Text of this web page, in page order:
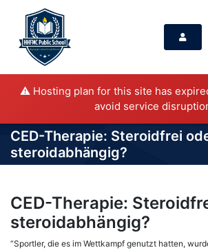
⚠️ Hosting plan for this site has
avoid service
CED-Therapie: Steroidfrei
steroidabhängig?
CED-Therapie:
steroidabhängig?
“Sportler, die es im Wettkampf genutzt hatten,